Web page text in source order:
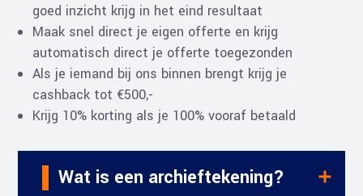
goed inzicht krijg in het eind resultaat
Maak snel direct je eigen offerte en krijg
automatisch direct je offerte toegezonden
Als je iemand bij ons binnen brengt krijg je
cashback tot €500,-
Krijg 10% korting als je 100% vooraf betaald
Wat is een archieftekening?